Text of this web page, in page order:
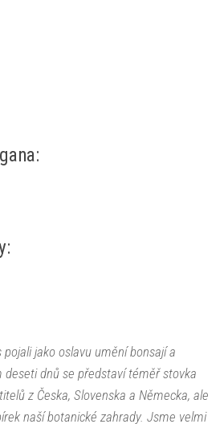
jako oslavu umění bonsají a
deseti dnů se představí téměř stovka
z Česka, Slovenska a Německa, ale
naší botanické zahrady. Jsme velmi